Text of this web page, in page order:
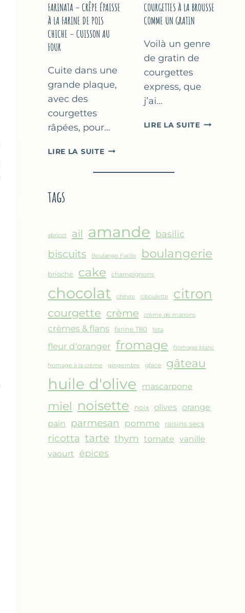
MARSEILLE
FARINATA – CRÊPE ÉPAISSE
À LA FARINE DE POIS
CHICHE – CUISSON AU
FOUR
Cuite dans une
grande plaque,
avec des
courgettes
râpées, pour…
LIRE LA SUITEFARINATA
CRÊPE
DE
CHICHE
CUISSON
AU
FOUR
COURGETTES À LA BROUSSE
COMME UN GRATIN
Voilà un genre
de gratin de
courgettes
express, que
j’ai…
LIRE LA SUITE
tags
abricot ail amande basilic
biscuits Boulange Facile boulangerie
brioche cake champignons
chocolat chèvre ciboulette citron
courgette crème crème de marrons
crèmes & flans farine T80 feta
fleur d'oranger fromage fromage blanc
fromage à la crème gingembre glace gâteau
huile d'olive mascarpone
miel noisette noix olives orange
pain
parmesan pomme raisins secs
ricotta tarte thym tomate vanille
yaourt épices